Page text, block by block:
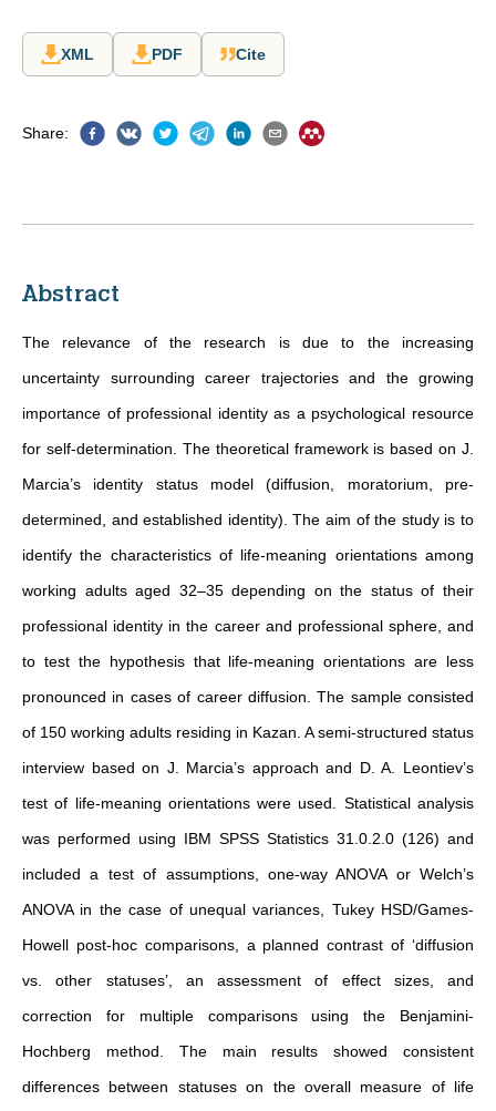
XML PDF Cite
Share:
Abstract
The relevance of the research is due to the increasing
uncertainty surrounding career trajectories and the growing
importance of professional identity as a psychological resource
for self-determination. The theoretical framework is based on J.
Marcia’s identity status model (diffusion, moratorium, pre-
determined, and established identity). The aim of the study is to
identify the characteristics of life-meaning orientations among
working adults aged 32–35 depending on the status of their
professional identity in the career and professional sphere, and
to test the hypothesis that life-meaning orientations are less
pronounced in cases of career diffusion. The sample consisted
of 150 working adults residing in Kazan. A semi-structured status
interview based on J. Marcia’s approach and D. A. Leontiev’s
test of life-meaning orientations were used. Statistical analysis
was performed using IBM SPSS Statistics 31.0.2.0 (126) and
included a test of assumptions, one-way ANOVA or Welch’s
ANOVA in the case of unequal variances, Tukey HSD/Games-
Howell post-hoc comparisons, a planned contrast of ‘diffusion
vs. other statuses’, an assessment of effect sizes, and
correction for multiple comparisons using the Benjamini-
Hochberg method. The main results showed consistent
differences between statuses on the overall measure of life